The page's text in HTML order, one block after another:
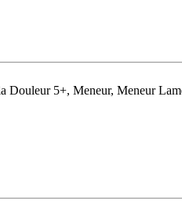
Douleur 5+, Meneur, Meneur